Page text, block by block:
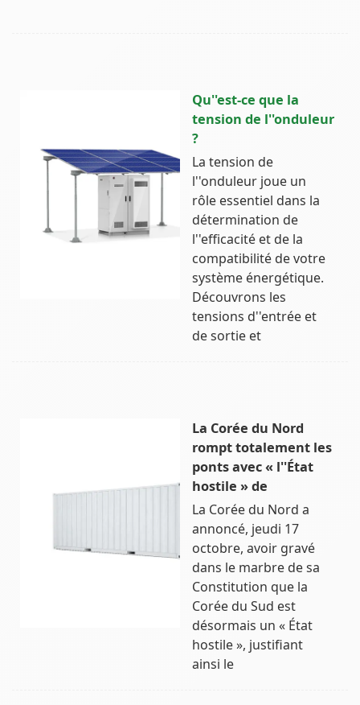
Qu''est-ce que la
tension de l''onduleur
?
La tension de
l''onduleur joue un
rôle essentiel dans la
détermination de
l''efficacité et de la
compatibilité de votre
système énergétique.
Découvrons les
tensions d''entrée et
de sortie et
La Corée du Nord
rompt totalement les
ponts avec « l''État
hostile » de
La Corée du Nord a
annoncé, jeudi 17
octobre, avoir gravé
dans le marbre de sa
Constitution que la
Corée du Sud est
désormais un « État
hostile », justifiant
ainsi le